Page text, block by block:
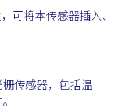
可将本传感器插入、
传感器，包括温